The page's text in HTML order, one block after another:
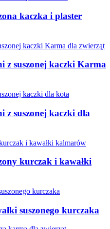
kaczka i plaster
z suszonej kaczki Karma
z suszonej kaczki dla
kurczak i kawałki
suszonego kurczaka